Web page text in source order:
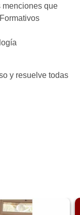
menciones que
y resuelve todas